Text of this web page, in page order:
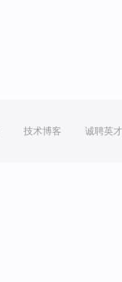
技术博客 诚聘英才